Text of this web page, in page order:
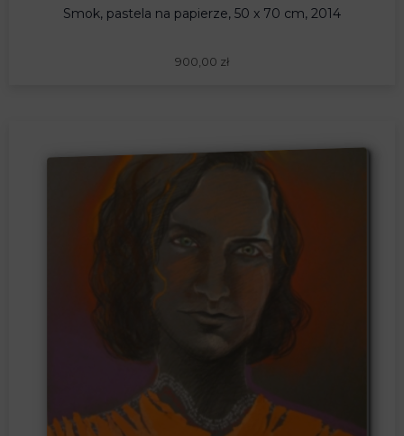
Smok, pastela na papierze, 50 x 70 cm, 2014
900,00 zł